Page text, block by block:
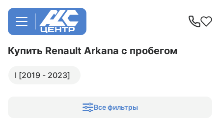
Купить Renault Arkana с пробегом
I [2019 - 2023]
Все фильтры